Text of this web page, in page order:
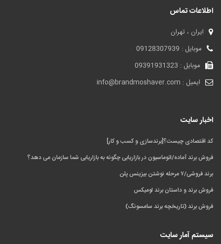
اطلاعات تماس
ایران ، تهران
موبایل : 09128307939
موبایل : 09391931323
ایمیل : info@brandmoshaver.com
اخبار سایت
کد اقتصادی چیست؟[برندسازی و کسب و کار]
فروش برند آماده/اتوماسیون در بازاریابی چگونه به بازاریابی شما سازمان می‌ دهد؟
برند فروشی/۷ مرحله نوشتن بیزینس پلن
فروش برند و داستان برند لومیکس
فروش برند (تاریخچه برند سامسونگ)
سیستم آمار سایت